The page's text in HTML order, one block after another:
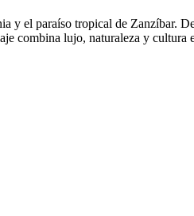
y el paraíso tropical de Zanzíbar.
combina lujo, naturaleza y cultura